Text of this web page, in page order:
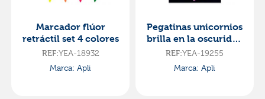
Marcador flúor
retráctil set 4 colores
REF:YEA-18932
Marca: Apli
Pegatinas unicornios
brilla en la oscuridad
12 unidades
REF:YEA-19255
Marca: Apli